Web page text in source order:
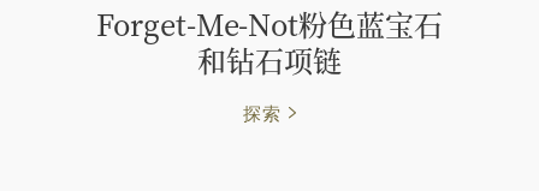
Forget-Me-Not粉色蓝宝石
和钻石项链
探索